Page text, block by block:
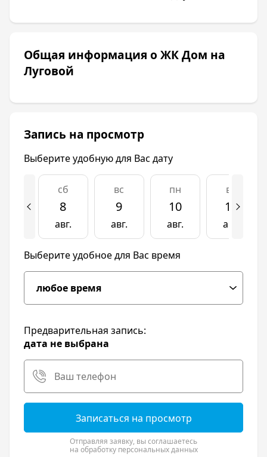
Общая информация о ЖК Дом на
Луговой
Запись на просмотр
Выберите удобную для Вас дату
сб
8
авг.
вс
9
авг.
пн
10
авг.
вт
11
авг.
Выберите удобное для Вас время
Предварительная запись:
дата не выбрана
Записаться на просмотр
Отправляя заявку, вы соглашаетесь
на обработку персональных данных